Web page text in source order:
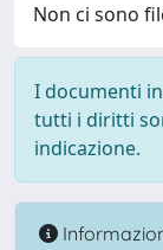
Non ci sono
I documenti
tutti i diritti
indicazione.